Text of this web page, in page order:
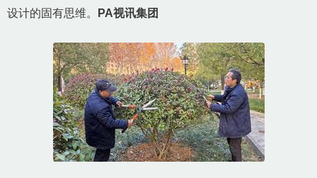
设计的固有思维。
PA视讯集团